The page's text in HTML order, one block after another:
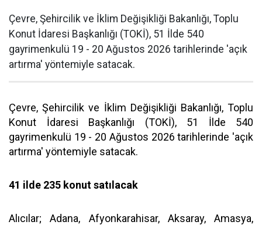
Çevre, Şehircilik ve İklim Değişikliği Bakanlığı, Toplu
Konut İdaresi Başkanlığı (TOKİ), 51 İlde 540
gayrimenkulü 19 - 20 Ağustos 2026 tarihlerinde 'açık
artırma' yöntemiyle satacak.
Çevre, Şehircilik ve İklim Değişikliği Bakanlığı, Toplu
Konut İdaresi Başkanlığı (TOKİ), 51 İlde 540
gayrimenkulü 19 - 20 Ağustos 2026 tarihlerinde 'açık
artırma' yöntemiyle satacak.
41 ilde 235 konut satılacak
Alıcılar; Adana, Afyonkarahisar, Aksaray, Amasya,